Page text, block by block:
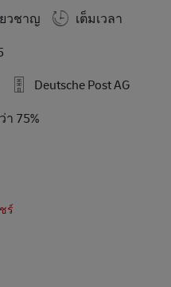
วชาญ
เต็มเวลา
Deutsche Post AG
75%
ร์